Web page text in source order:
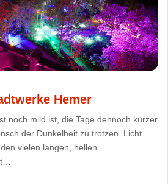
Hemer
noch mild ist, die Tage dennoch kürzer
der Dunkelheit zu trotzen. Licht
vielen langen, hellen